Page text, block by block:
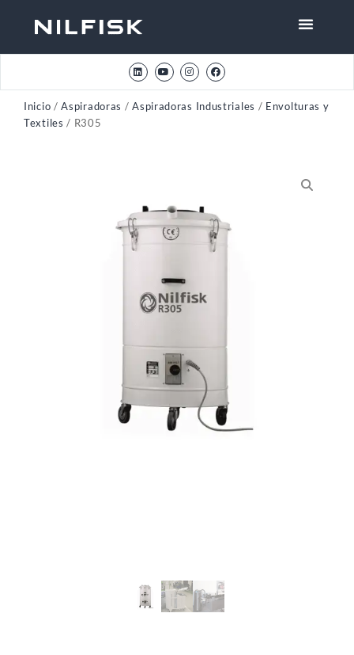
Inicio /Aspiradoras /Aspiradoras Industriales / Envolturas y
Textiles / R305